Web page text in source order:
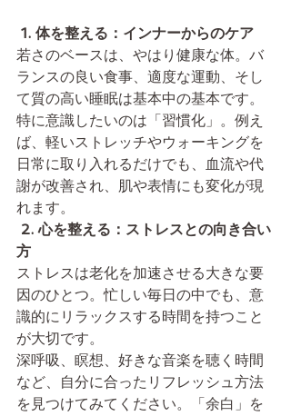
1. 体を整える：インナーからのケア
若さのベースは、やはり健康な体。バ
ランスの良い食事、適度な運動、そし
て質の高い睡眠は基本中の基本です。
特に意識したいのは「習慣化」。例え
ば、軽いストレッチやウォーキングを
日常に取り入れるだけでも、血流や代
謝が改善され、肌や表情にも変化が現
れます。
2. 心を整える：ストレスとの向き合い
方
ストレスは老化を加速させる大きな要
因のひとつ。忙しい毎日の中でも、意
識的にリラックスする時間を持つこと
が大切です。
深呼吸、瞑想、好きな音楽を聴く時間
など、自分に合ったリフレッシュ方法
を見つけてみてください。「余白」を